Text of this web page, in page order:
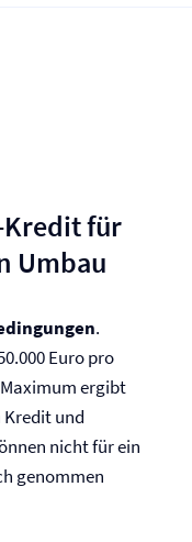
Kredit für
Umbau
.
Euro pro
ergibt
Kredit und
nicht für ein
genommen